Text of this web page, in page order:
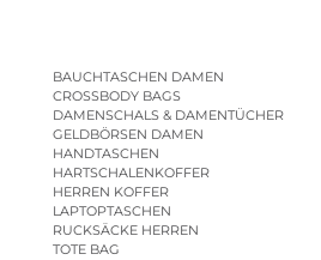
BAUCHTASCHEN DAMEN
CROSSBODY BAGS
DAMENSCHALS & DAMENTÜCHER
GELDBÖRSEN DAMEN
HANDTASCHEN
HARTSCHALENKOFFER
HERREN KOFFER
LAPTOPTASCHEN
RUCKSÄCKE HERREN
TOTE BAG